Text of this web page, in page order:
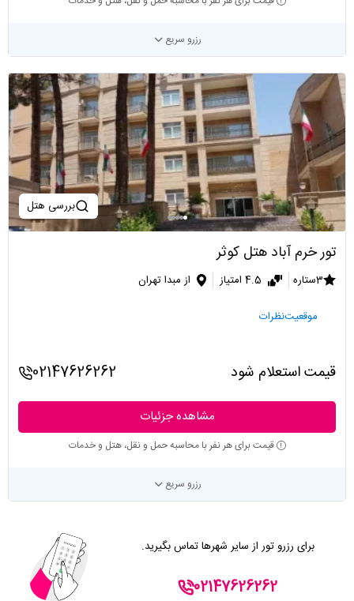
رزرو سریع
بررسی هتل
تور خرم آباد هتل کوثر
3ستاره 4.5 امتیاز از مبدا تهران
موقعیتنظرات
قیمت استعلام شود 02147626262
مشاهده جزئیات
قیمت برای هر نفر با محاسبه حمل و نقل، هتل و خدمات
رزرو سریع
برای رزرو تور از سایر شهرها تماس بگیرید.
02147626262